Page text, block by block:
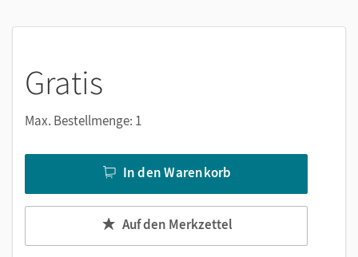
Notizen erstellen
Markierungen setzen
Suchen im Text
Zoomen
Gratis
Max. Bestellmenge: 1
In den Warenkorb
Auf den Merkzettel